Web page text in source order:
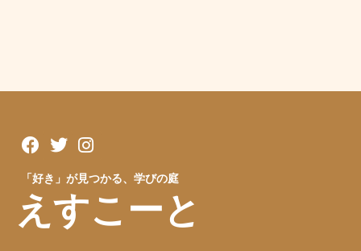
「好き」が見つかる、学びの庭
えすこーと